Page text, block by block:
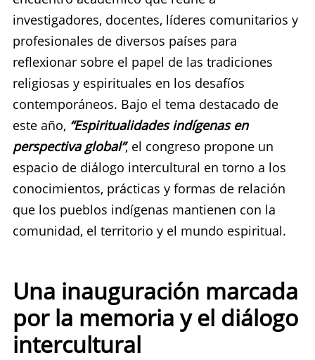
investigadores, docentes, líderes comunitarios y
profesionales de diversos países para
reflexionar sobre el papel de las tradiciones
religiosas y espirituales en los desafíos
contemporáneos. Bajo el tema destacado de
este año, “Espiritualidades indígenas en
perspectiva global”, el congreso propone un
espacio de diálogo intercultural en torno a los
conocimientos, prácticas y formas de relación
que los pueblos indígenas mantienen con la
comunidad, el territorio y el mundo espiritual.
Una inauguración marcada
por la memoria y el diálogo
intercultural